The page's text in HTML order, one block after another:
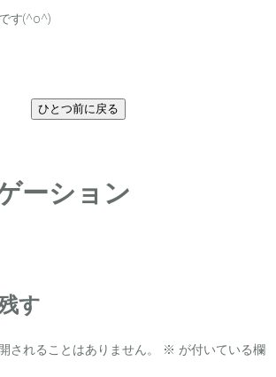
す(^o^)
ひとつ前に戻る
ーション
す
されることはありません。 ※ が付いている欄